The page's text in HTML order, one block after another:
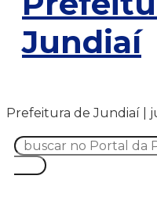
Jundiaí
Prefeitura de Jundiaí |